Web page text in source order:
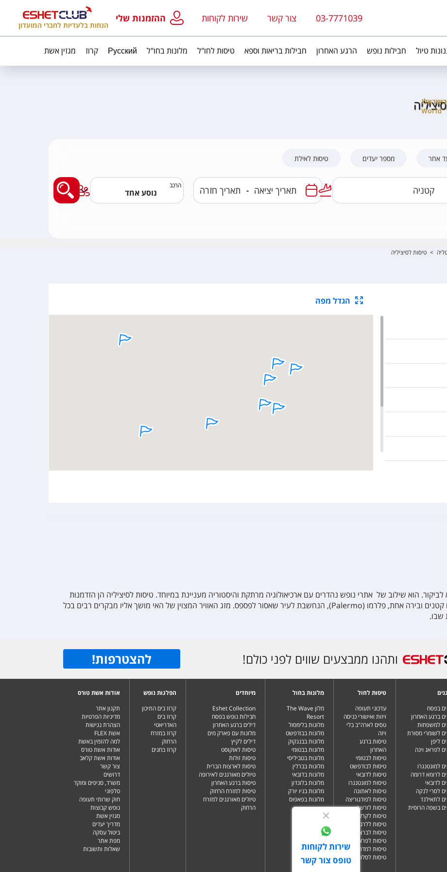
03-7771039 צור קשר שירות לקוחות ההזמנות שלי
הנחות בלעדיות לחברי המועדון
טיול חבילות נופש הרגע האחרון חבילות בריאות וספא טיסות לחו"ל מלונות בחו"ל Русский קרוז מגזין אשת
שירות לקוחות
טופס צור קשר
אחר מספר יעדים טיסות לאילת
- הרכב מצאו לי טיסה
> טיסות לסיציליה
הגדל מפה
הוא שילוב של אתרי נופש נהדרים עם ארכיאולוגיה מרתקת והיסטוריה מעניינת במיוחד. טיסות לסיציליה הן הזדמנות
קטנים ובירה אחת, פלרמו (Palermo), הנחשבת לעיר שאסור לפספס. מזג האוויר המצוין של האי מושך אליו מבקרים רבים בכל
שבו.
ותהנו ממבצעים שווים לפני כולם! להצטרפות!
בפסח
ברגע האחרון
למשפחות
לשומרי מסורת
ליפן
לפראג וינה
למונטנגרו
לרומא דרומה
לדובאי
לסרי לנקה
לתאילנד
בשפה הרוסית
טיסות לחול
עדכוני תעופה
ויזות ואישורי כניסה
טסים לארה"ב בלי
ויזה
טיסות ברגע
האחרון
טיסות לבטומי
טיסות לבודפשט
טיסות לדובאי
טיסות למונטנגרו
טיסות לאתונה
טיסות לפודגוריצה
טיסות לורשה
טיסות לקרקוב
טיסות ללרנקה
טיסות לברצלונה
טיסות לפראג
טיסות למדריד
טיסות לסלוניקי
מלונות בחול
מלון The Wave
Resort
מלונות בלימסול
מלונות בבודפשט
מלונות בבנגקוק
מלונות בבטומי
מלונות בטביליסי
מלונות בברלין
מלונות בדובאי
מלונות בלונדון
מלונות בניו יורק
מלונות בפאפוס
מיוחדים
Eshet Collection
חבילות נופש בפסח
דילים ברגע האחרון
מלונות עם פארק מים
דילים לקיץ
טיסות לאוקוסט
טיסות זולות
טיסות לארצות הברית
טיולים מאורגנים לאירופה
טיסות ברגע האחרון
טיסות למזרח הרחוק
טיולים מאורגנים למזרח
הרחוק
הפלגות נופש
קרוז בים התיכון
קרוז בים
האדריאטי
קרוז במזרח
הרחוק
קרוז בחגים
אודות אשת טורס
תקנון אתר
מדיניות הפרטיות
הצהרת נגישות
אשת FLEX
למה להזמין באשת
אודות אשת טורס
אודות אשת קלאב
צור קשר
דרושים
משרד, סניפים ומוקד
טלפוני
חוק שרותי תעופה
נופש קבוצות
מגזין אשת
מדריך יעדים
ביטול עסקה
מפת אתר
שאלות ותשובות